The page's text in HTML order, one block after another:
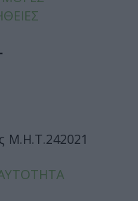
Μ.Η.Τ.242021